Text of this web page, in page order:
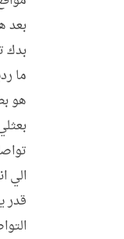
بعد هيك صار
بدك تفضح
ما رديت على
هو بطل يبعث
بعثلي اي
تواصلت مع
الي انا فيها
قدر يوصل
التواصل